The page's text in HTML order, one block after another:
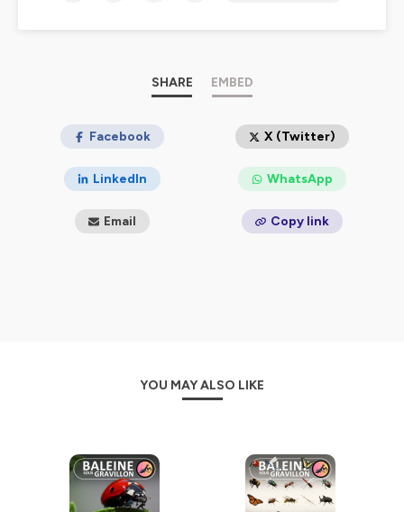
📖Si ce podcast t'a intéressé.e, d'autres pépites
des noms des espèces
(Ulmer 2024).
📖Marc est aussi l'auteur d'
En finir avec les idées
fausses sur le monde Vivant
(Éditions de l'atelier
_______
https://baleinesousgravillon.com/liens-2
Marc Mortelmans
06 52 49 13 71
contact@baleinesousgravillon.com
SHARE EMBED
Facebook X (Twitter)
LinkedIn WhatsApp
Email Copy link
YOU MAY ALSO LIKE